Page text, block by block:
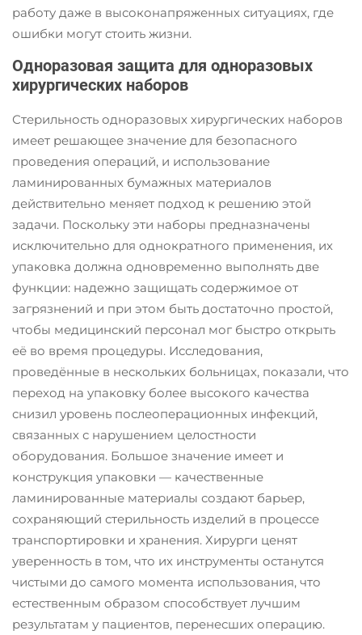
работу даже в высоконапряженных ситуациях, где
ошибки могут стоить жизни.
Одноразовая защита для одноразовых
хирургических наборов
Стерильность одноразовых хирургических наборов
имеет решающее значение для безопасного
проведения операций, и использование
ламинированных бумажных материалов
действительно меняет подход к решению этой
задачи. Поскольку эти наборы предназначены
исключительно для однократного применения, их
упаковка должна одновременно выполнять две
функции: надежно защищать содержимое от
загрязнений и при этом быть достаточно простой,
чтобы медицинский персонал мог быстро открыть
её во время процедуры. Исследования,
проведённые в нескольких больницах, показали, что
переход на упаковку более высокого качества
снизил уровень послеоперационных инфекций,
связанных с нарушением целостности
оборудования. Большое значение имеет и
конструкция упаковки — качественные
ламинированные материалы создают барьер,
сохраняющий стерильность изделий в процессе
транспортировки и хранения. Хирурги ценят
уверенность в том, что их инструменты останутся
чистыми до самого момента использования, что
естественным образом способствует лучшим
результатам у пациентов, перенесших операцию.